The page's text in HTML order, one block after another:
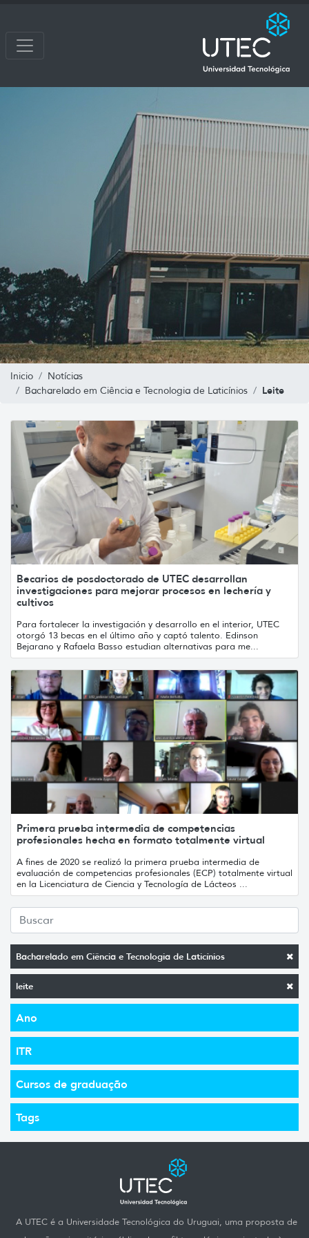
Inicio
Notícias
Bacharelado em Ciência e Tecnologia de Laticínios
Leite
Bacharelado em Ciência e Tecnologia de Laticínios
leite
Ano
ITR
Cursos de graduação
Tags
Becarios de posdoctorado de UTEC desarrollan
investigaciones para mejorar procesos en lechería y
cultivos
Para fortalecer la investigación y desarrollo en el interior, UTEC
otorgó 13 becas en el último año y captó talento. Edinson
Bejarano y Rafaela Basso estudian alternativas para me...
Primera prueba intermedia de competencias
profesionales hecha en formato totalmente virtual
A fines de 2020 se realizó la primera prueba intermedia de
evaluación de competencias profesionales (ECP) totalmente virtual
en la Licenciatura de Ciencia y Tecnología de Lácteos ...
A UTEC é a Universidade Tecnológica do Uruguai, uma proposta de